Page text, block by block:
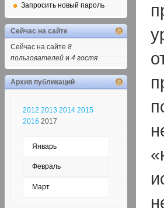
Запросить новый пароль
Сейчас на сайте
Сейчас на сайте 8
пользователей и 4 гостя.
Архив публикаций
2012 2013 2014 2015
2016 2017
Январь
Февраль
Март